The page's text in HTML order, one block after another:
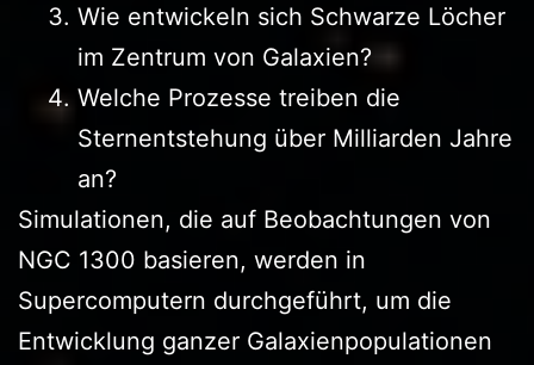
Wie entwickeln sich Schwarze Löcher
im Zentrum von Galaxien?
Welche Prozesse treiben die
Sternentstehung über Milliarden Jahre
an?
Simulationen, die auf Beobachtungen von
NGC 1300 basieren, werden in
Supercomputern durchgeführt, um die
Entwicklung ganzer Galaxienpopulationen